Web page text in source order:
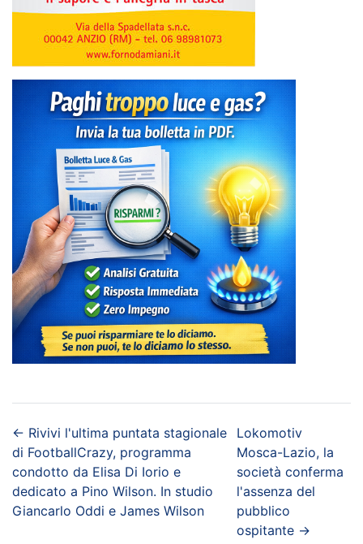
← Rivivi l'ultima puntata stagionale
di FootballCrazy, programma
condotto da Elisa Di Iorio e
dedicato a Pino Wilson. In studio
Giancarlo Oddi e James Wilson
Lokomotiv
Mosca-Lazio, la
società conferma
l'assenza del
pubblico
ospitante→